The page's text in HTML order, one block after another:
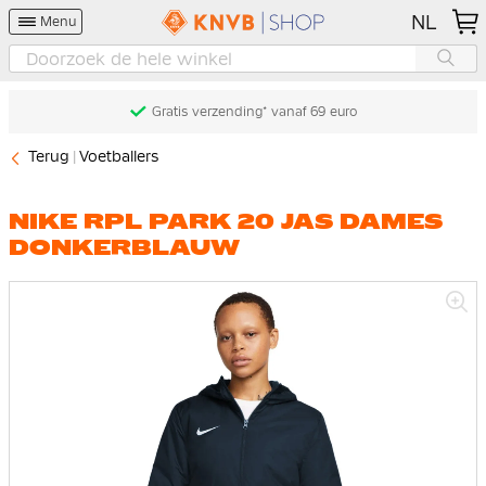
Menu NL
Gratis verzending* vanaf 69 euro
Terug Voetballers
NIKE RPL PARK 20 JAS DAMES
DONKERBLAUW